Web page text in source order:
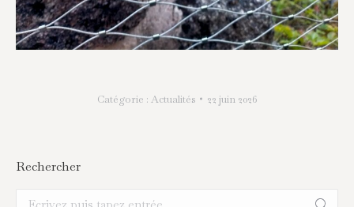
Catégorie : Actualités 22 juin 2026
Rechercher
Recherche